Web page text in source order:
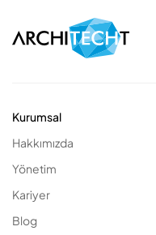
Kurumsal
Hakkımızda
Yönetim
Kariyer
Blog